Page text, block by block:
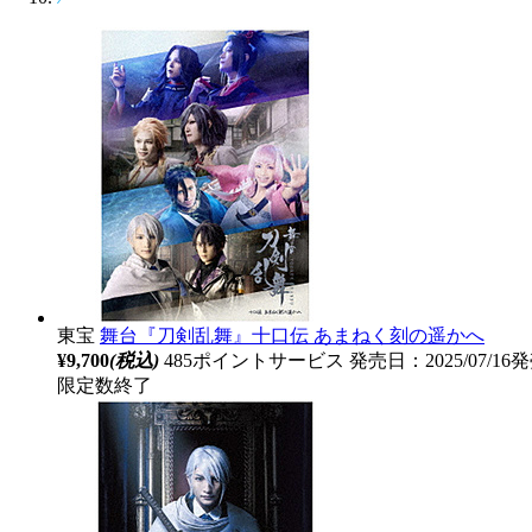
東宝 舞台『刀剣乱舞』十口伝 あまねく刻の遥かへ
¥9,700(税込) 485ポイントサービス 発売日：2025/07/16
限定数終了